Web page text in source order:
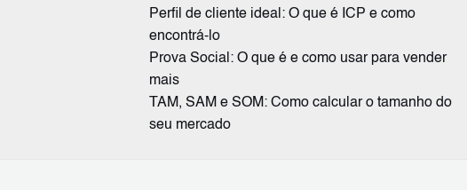
Perfil de cliente ideal: O que é ICP e como
encontrá-lo
Prova Social: O que é e como usar para vender
mais
TAM, SAM e SOM: Como calcular o tamanho do
seu mercado